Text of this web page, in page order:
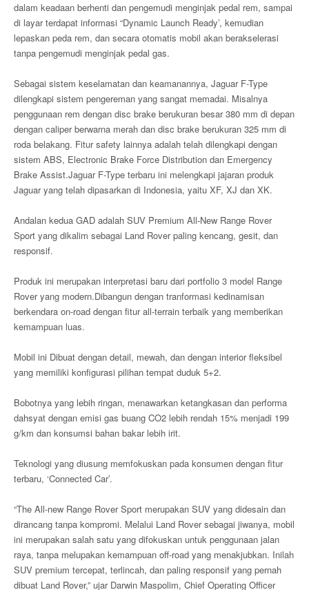
dalam keadaan berhenti dan pengemudi menginjak pedal rem, sampai
di layar terdapat informasi “Dynamic Launch Ready’, kemudian
lepaskan peda rem, dan secara otomatis mobil akan berakselerasi
tanpa pengemudi menginjak pedal gas.
Sebagai sistem keselamatan dan keamanannya, Jaguar F-Type
dilengkapi sistem pengereman yang sangat memadai. Misalnya
penggunaan rem dengan disc brake berukuran besar 380 mm di depan
dengan caliper berwarna merah dan disc brake berukuran 325 mm di
roda belakang. Fitur safety lainnya adalah telah dilengkapi dengan
sistem ABS, Electronic Brake Force Distribution dan Emergency
Brake Assist.Jaguar F-Type terbaru ini melengkapi jajaran produk
Jaguar yang telah dipasarkan di Indonesia, yaitu XF, XJ dan XK.
Andalan kedua GAD adalah SUV Premium All-New Range Rover
Sport yang dikalim sebagai Land Rover paling kencang, gesit, dan
responsif.
Produk ini merupakan interpretasi baru dari portfolio 3 model Range
Rover yang modern.Dibangun dengan tranformasi kedinamisan
berkendara on-road dengan fitur all-terrain terbaik yang memberikan
kemampuan luas.
Mobil ini Dibuat dengan detail, mewah, dan dengan interior fleksibel
yang memiliki konfigurasi pilihan tempat duduk 5+2.
Bobotnya yang lebih ringan, menawarkan ketangkasan dan performa
dahsyat dengan emisi gas buang CO2 lebih rendah 15% menjadi 199
g/km dan konsumsi bahan bakar lebih irit.
Teknologi yang diusung memfokuskan pada konsumen dengan fitur
terbaru, ‘Connected Car’.
“The All-new Range Rover Sport merupakan SUV yang didesain dan
dirancang tanpa kompromi. Melalui Land Rover sebagai jiwanya, mobil
ini merupakan salah satu yang difokuskan untuk penggunaan jalan
raya, tanpa melupakan kemampuan off-road yang menakjubkan. Inilah
SUV premium tercepat, terlincah, dan paling responsif yang pernah
dibuat Land Rover,” ujar Darwin Maspolim, Chief Operating Officer